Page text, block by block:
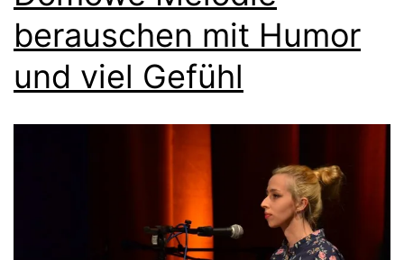
berauschen mit Humor
und viel Gefühl